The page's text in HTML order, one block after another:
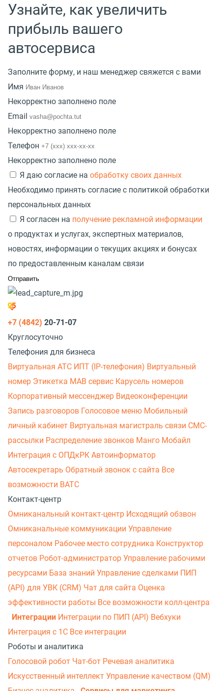
Узнайте, как увеличить
прибыль вашего
автосервиса
Заполните форму, и наш менеджер свяжется с вами
Имя
Некорректно заполнено поле
Email
Некорректно заполнено поле
Телефон
Некорректно заполнено поле
Я даю согласие на обработку своих данных
Необходимо принять согласие с политикой обработки
персональных данных
Я согласен на получение рекламной информации
о продуктах и услугах, экспертных материалов,
новостях, информации о текущих акциях и бонусах
по предоставленным каналам связи
+7 (4842) 20-71-07
Круглосуточно
Телефония для бизнеса
Виртуальная АТС ИПТ (IP-телефония) Виртуальный
номер Этикетка МАВ сервис Карусель номеров
Корпоративный мессенджер Видеоконференции
Запись разговоров Голосовое меню Мобильный
личный кабинет Виртуальная магистраль связи СМС-
рассылки Распределение звонков Манго Мобайл
Интеграция с ОПДкРК Автоинформатор
Автосекретарь Обратный звонок с сайта Все
возможности ВАТС
Контакт-центр
Омниканальный контакт-центр Исходящий обзвон
Омниканальные коммуникации Управление
персоналом Рабочее место сотрудника Конструктор
отчетов Робот-администратор Управление рабочими
ресурсами База знаний Управление сделками ПИП
(API) для УВК (CRM) Чат для сайта Оценка
эффективности работы Все возможности колл-центра
Интеграции Интеграции по ПИП (API) Вебхуки
Интеграция с 1С Все интеграции
Роботы и аналитика
Голосовой робот Чат-бот Речевая аналитика
Искусственный интеллект Управление качеством (QM)